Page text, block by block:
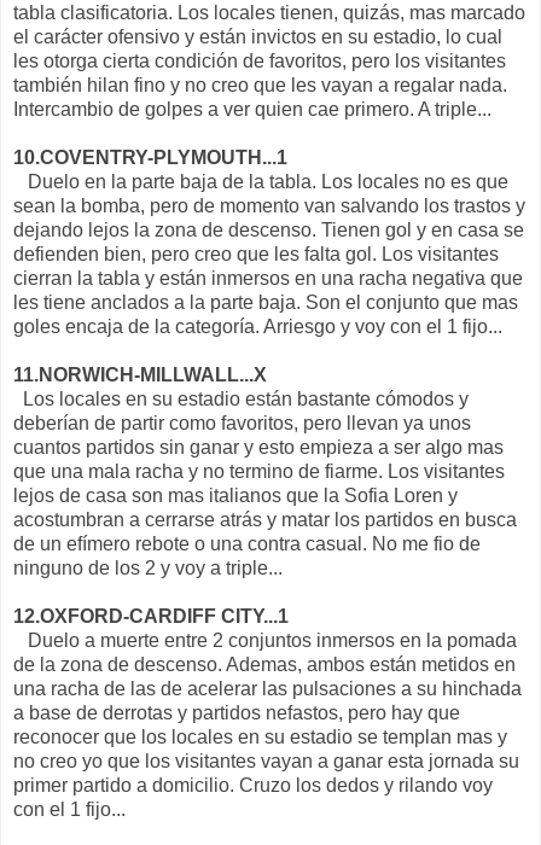
tabla clasificatoria. Los locales tienen, quizás, mas marcado
el carácter ofensivo y están invictos en su estadio, lo cual
les otorga cierta condición de favoritos, pero los visitantes
también hilan fino y no creo que les vayan a regalar nada.
Intercambio de golpes a ver quien cae primero. A triple...
10.COVENTRY-PLYMOUTH...1
Duelo en la parte baja de la tabla. Los locales no es que
sean la bomba, pero de momento van salvando los trastos y
dejando lejos la zona de descenso. Tienen gol y en casa se
defienden bien, pero creo que les falta gol. Los visitantes
cierran la tabla y están inmersos en una racha negativa que
les tiene anclados a la parte baja. Son el conjunto que mas
goles encaja de la categoría. Arriesgo y voy con el 1 fijo...
11.NORWICH-MILLWALL...X
Los locales en su estadio están bastante cómodos y
deberían de partir como favoritos, pero llevan ya unos
cuantos partidos sin ganar y esto empieza a ser algo mas
que una mala racha y no termino de fiarme. Los visitantes
lejos de casa son mas italianos que la Sofia Loren y
acostumbran a cerrarse atrás y matar los partidos en busca
de un efímero rebote o una contra casual. No me fio de
ninguno de los 2 y voy a triple...
12.OXFORD-CARDIFF CITY...1
Duelo a muerte entre 2 conjuntos inmersos en la pomada
de la zona de descenso. Ademas, ambos están metidos en
una racha de las de acelerar las pulsaciones a su hinchada
a base de derrotas y partidos nefastos, pero hay que
reconocer que los locales en su estadio se templan mas y
no creo yo que los visitantes vayan a ganar esta jornada su
primer partido a domicilio. Cruzo los dedos y rilando voy
con el 1 fijo...